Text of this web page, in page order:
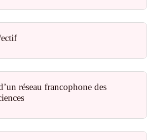
réseau francophone des